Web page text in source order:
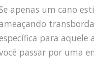
apenas um cano
para aquele
passar por uma